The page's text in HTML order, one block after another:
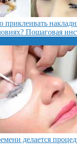
приклеивать
Пошаговая
делается